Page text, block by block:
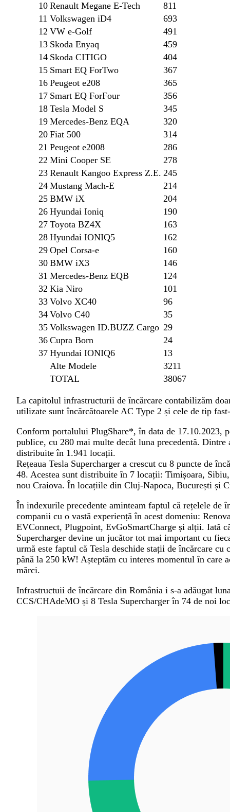
10 Renault Megane E-Tech
811
11 Volkswagen iD4
693
12 VW e-Golf
491
13 Skoda Enyaq
459
14 Skoda CITIGO
404
15 Smart EQ ForTwo
367
16 Peugeot e208
365
17 Smart EQ ForFour
356
18 Tesla Model S
345
19 Mercedes-Benz EQA
320
20 Fiat 500
314
21 Peugeot e2008
286
22 Mini Cooper SE
278
23 Renault Kangoo Express Z.E. 245
24 Mustang Mach-E
214
25 BMW iX
204
26 Hyundai Ioniq
190
27 Toyota BZ4X
163
28 Hyundai IONIQ5
162
29 Opel Corsa-e
160
30 BMW iX3
146
31 Mercedes-Benz EQB
124
32 Kia Niro
101
33 Volvo XC40
96
34 Volvo C40
35
35 Volkswagen ID.BUZZ Cargo 29
36 Cupra Born
24
37 Hyundai IONIQ6
13
Alte Modele
3211
TOTAL
38067
La capitolul infrastructurii de încărcare contabilizăm
utilizate sunt încărcătoarele AC Type 2 și cele de tip
Conform portalului PlugShare*, în data de 17.10.2023,
publice, cu 280 mai multe decât luna precedentă.
distribuite în 1.941 locații.
Rețeaua Tesla Supercharger a crescut cu 8 puncte de
48. Acestea sunt distribuite în 7 locații: Timișoara,
nou Craiova. În locațiile din Cluj-Napoca, București și
În indexurile precedente aminteam faptul că rețelele de
companii cu o vastă experiență în acest domeniu:
EVConnect, Plugpoint, EvGoSmartCharge și alții. Iată
Supercharger devine un jucător tot mai important cu
urmă este faptul că Tesla deschide stații de încărcare
până la 250 kW! Așteptăm cu interes momentul în care
mărci.
Infrastructuii de încărcare din România i s-a adăugat
CCS/CHAdeMO și 8 Tesla Supercharger în 74 de noi